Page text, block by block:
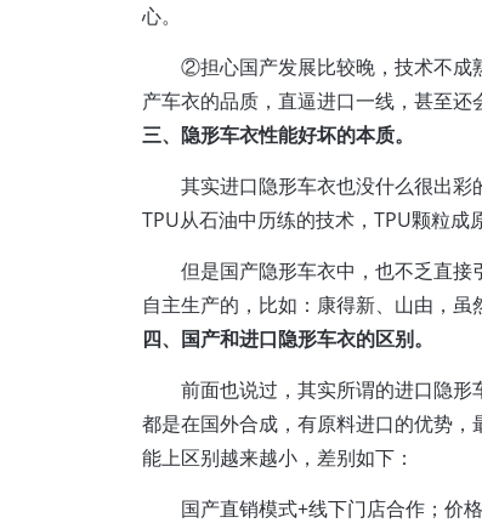
心。
②担心国产发展比较晚，技术不成
产车衣的品质，直逼进口一线，甚至还
三、隐形车衣性能好坏的本质。
其实进口隐形车衣也没什么很出彩
TPU从石油中历练的技术，TPU颗粒成
但是国产隐形车衣中，也不乏直接
自主生产的，比如：康得新、山由，虽
四、国产和进口隐形车衣的区别。
前面也说过，其实所谓的进口隐
都是在国外合成，有原料进口的优势
能上区别越来越小，差别如下：
国产直销模式+线下门店合作；价